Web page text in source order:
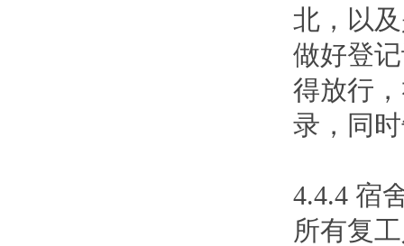
北，以
做好登
得放行
录，同
4.4.4 宿
所有复